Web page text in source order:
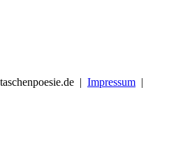
| Impressum |